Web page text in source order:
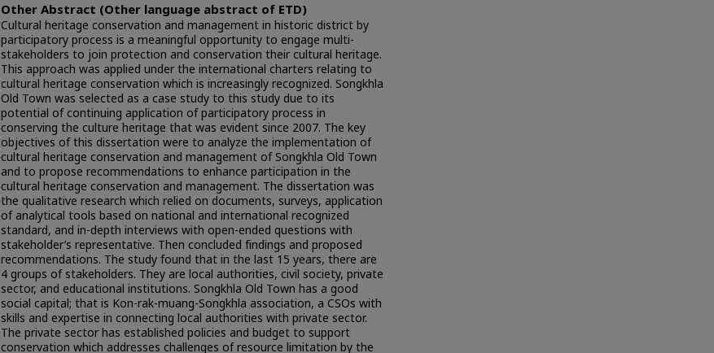
Other Abstract (Other language abstract of ETD)
Cultural heritage conservation and management in historic district by
participatory process is a meaningful opportunity to engage multi-
stakeholders to join protection and conservation their cultural heritage.
This approach was applied under the international charters relating to
cultural heritage conservation which is increasingly recognized. Songkhla
Old Town was selected as a case study to this study due to its
potential of continuing application of participatory process in
conserving the culture heritage that was evident since 2007. The key
objectives of this dissertation were to analyze the implementation of
cultural heritage conservation and management of Songkhla Old Town
and to propose recommendations to enhance participation in the
cultural heritage conservation and management. The dissertation was
the qualitative research which relied on documents, surveys, application
of analytical tools based on national and international recognized
standard, and in-depth interviews with open-ended questions with
stakeholder’s representative. Then concluded findings and proposed
recommendations. The study found that in the last 15 years, there are
4 groups of stakeholders. They are local authorities, civil society, private
sector, and educational institutions. Songkhla Old Town has a good
social capital; that is Kon-rak-muang-Songkhla association, a CSOs with
skills and expertise in connecting local authorities with private sector.
The private sector has established policies and budget to support
conservation which addresses challenges of resource limitation by the